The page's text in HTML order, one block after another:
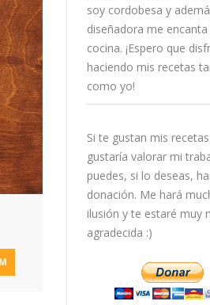
soy cordobesa y
diseñadora me encanta
cocina. ¡Espero que
haciendo mis recetas
como yo!
Si te gustan mis
gustaría valorar mi
puedes, si lo deseas,
donación. Me hará
ilusión y te estaré muy
agradecida :)